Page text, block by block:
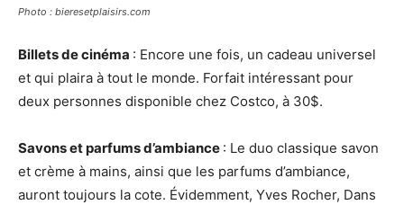
Photo : bieresetplaisirs.com
Billets de cinéma : Encore une fois, un cadeau universel
et qui plaira à tout le monde. Forfait intéressant pour
deux personnes disponible chez Costco, à 30$.
Savons et parfums d’ambiance : Le duo classique savon
et crème à mains, ainsi que les parfums d’ambiance,
auront toujours la cote. Évidemment, Yves Rocher, Dans